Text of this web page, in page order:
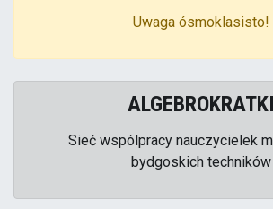
Uwaga ósmoklasisto!
ALGEBROKRATKI
Sieć wspólpracy nauczycielek
bydgoskich techników